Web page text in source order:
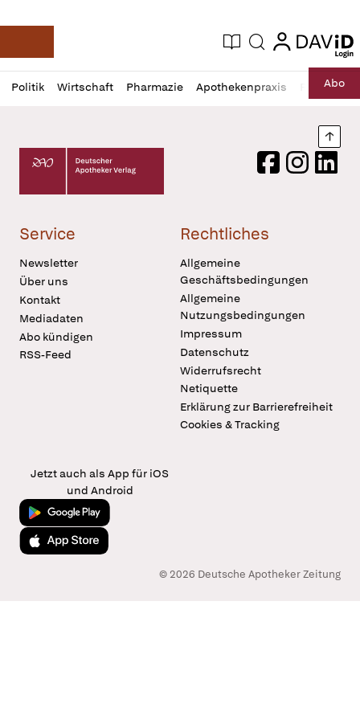
Deutsche Apotheker Zeitung
Aktuelle Ausgabe
Suche login
login
Politik Wirtschaft Pharmazie Apothekenpraxis RechtAbo
Profil
öffnen
Daz
Pur
Deutscher Apotheker Verlag Logo
FacebookInstagram
Service
Newsletter
Über uns
Kontakt
Mediadaten
Abo kündigen
RSS-Feed
Rechtliches
Allgemeine
Geschäftsbedingungen
Allgemeine
Nutzungsbedingungen
Impressum
Datenschutz
Widerrufsrecht
Netiquette
Erklärung zur Barrierefreiheit
Cookies & Tracking
Jetzt auch als App für iOS
und Android
Jetzt bei Google Play
Laden im App Store
© 2026 Deutsche Apotheker Zeitung